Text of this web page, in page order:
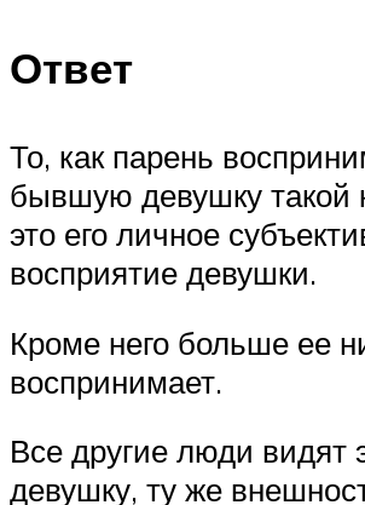
Ответ
То, как парень
бывшую девушку такой
это его личное
восприятие девушки.
Кроме него больше ее
воспринимает.
Все другие люди видят
девушку, ту же